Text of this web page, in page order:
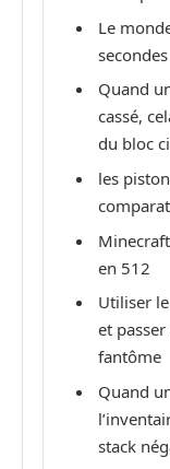
Le
secondes
Quand
cassé,
du bloc
les
en 512
Utiliser
et
fantôme
Quand
stack